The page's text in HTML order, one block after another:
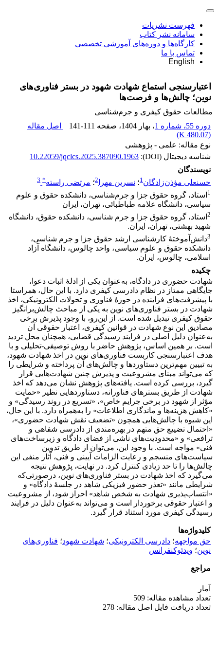
فهرست نشریات
سامانه نشر کتاب
کارگاه‌ها و دوره‌های آموزشی تخصصی
تماس با ما
English
اعتبارسنجی استماع شهادت شهود در بستر فناوری‌های
نوین؛ چالش‌ها و فرصت‌ها
مطالعات حقوق کیفری و جرم‌شناسی
دوره 55، شماره 1
، بهار 1404 ، صفحه 141-111
اصل مقاله
(
480.07 K
)
نوع مقاله: علمی - پژوهشی
شناسه دیجیتال (DOI):
10.22059/jqclcs.2025.387090.1963
نویسندگان
حسنعلی مؤذن‌زادگان1؛ نسرین مهرا 2؛ مرتضی راسته*
3
1 استاد، گروه حقوق جزا و جرم‌شناسی، دانشکده حقوق و علوم
سیاسی، دانشگاه علامه طباطبائی، تهران، ایران
2 استاد، گروه حقوق جزا و جرم شناسی، دانشکده حقوق، دانشگاه
شهید بهشتی، تهران، ایران.
3دانش‌آموختۀ کارشناسی ارشد حقوق جزا و جرم شناسی،
دانشکده حقوق و علوم سیاسی، واحد چالوس، دانشگاه آزاد
اسلامی، چالوس، ایران.
چکیده
شهادت حضوری در دادگاه، به‌عنوان یکی از ادلۀ اثبات دعوا،
جایگاهی ممتاز در نظام دادرسی کیفری دارد. با این ‌حال، همراستا
با پیشرفت‌های فزاینده در حوزۀ فناوری و تحولات الکترونیکی، اخذ
شهادت در بستر فناوری‌های نوین به یکی از مباحث چالش‌برانگیز
حقوق کیفری تبدیل شده است. از این‌رو، با وجود پذیرش برخی
مصادیق این نوع شهادت در قوانین کیفری، اعتبار حقوقی آن
به‌عنوان دلیل اصلی در فرایند رسیدگی قضایی، همچنان محل تردید
است. بر همین اساس، پژوهش حاضر با روش توصیفی-تحلیلی و با
هدف اعتبارسنجی کاربست فناوری‌های نوین در اخذ شهادت شهود،
به تبیین مهم‌ترین دستاوردها و چالش‌های آن پرداخته و شرایطی را
که می‌تواند مبنای مشروعیت و پذیرش چنین شهادت‌هایی قرار
گیرد، بررسی کرده است. یافته‌های پژوهش نشان می‌دهد که اخذ
شهادت از طریق بسترهای فناورانه، دستاوردهایی نظیر «حمایت
مؤثر از شهود در برخی جرایم خاص»، «تسریع در روند رسیدگی» و
«کاهش هزینه‌ها و ماندگاری اطلاعات» را به‌همراه دارد. با این ‌حال،
این شیوه با چالش‌هایی همچون «تضعیف نقش شهادت حضوری»،
«احتمال تضییع حق متهم در بهره‌مندی از دادرسی شفاهی و
ترافعی» و «محدودیت‌های ناشی از فضای دادگاه و زیرساخت‌های
فنی» مواجه است. با وجود این، می‌توان از طریق تدوین
سیاست‌های منسجم و رعایت الزامات آیینی و فنی، آثار منفی این
چالش‌ها را تا حد زیادی کنترل کرد. در نهایت، پژوهش نتیجه
می‌گیرد که اخذ شهادت در بستر فناوری‌های نوین، درصورتی‌که
شرایطی مانند «تعذر حضور فیزیکی شاهد در جلسۀ دادگاه» و
«انتساب‌پذیری شهادت به شخص شاهد» احراز شود، از مشروعیت
و اعتبار حقوقی برخوردار است و می‌تواند به‌عنوان دلیل در فرایند
رسیدگی کیفری مورد استناد قرار گیرد.
کلیدواژه‌ها
حق مواجهه؛ دادرسی الکترونیکی؛ شهادت شهود؛ فناوری‌های
نوین؛ ویدئوکنفرانس
مراجع
آمار
تعداد مشاهده مقاله: 509
تعداد دریافت فایل اصل مقاله: 278